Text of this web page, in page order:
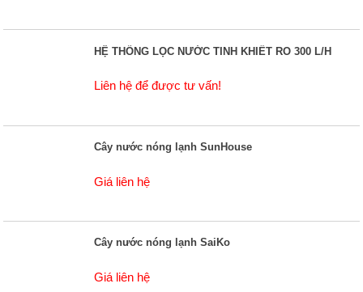
HỆ THỐNG LỌC NƯỚC TINH KHIẾT RO 300 L/H
Liên hệ để được tư vấn!
Cây nước nóng lạnh SunHouse
Giá liên hệ
Cây nước nóng lạnh SaiKo
Giá liên hệ